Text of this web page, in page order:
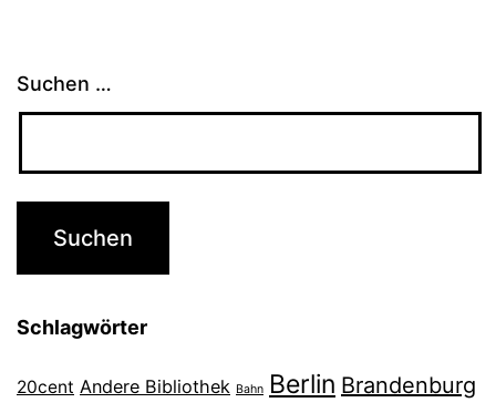
Suchen …
Schlagwörter
20cent Andere Bibliothek Bahn Berlin Brandenburg